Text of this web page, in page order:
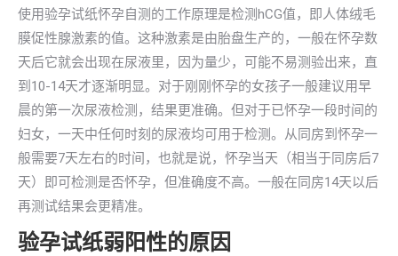
使用验孕试纸怀孕自测的工作原理是检测hCG值，即人体绒毛
膜促性腺激素的值。这种激素是由胎盘生产的，一般在怀孕数
天后它就会出现在尿液里，因为量少，可能不易测验出来，直
到10-14天才逐渐明显。对于刚刚怀孕的女孩子一般建议用早
晨的第一次尿液检测，结果更准确。但对于已怀孕一段时间的
妇女，一天中任何时刻的尿液均可用于检测。从同房到怀孕一
般需要7天左右的时间，也就是说，怀孕当天（相当于同房后7
天）即可检测是否怀孕，但准确度不高。一般在同房14天以后
再测试结果会更精准。
验孕试纸弱阳性的原因